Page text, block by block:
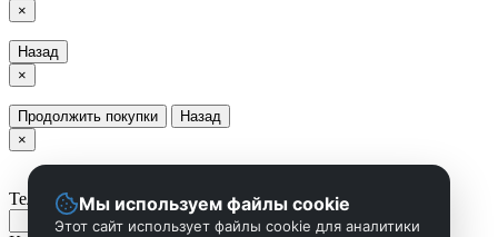
×
Назад
×
Продолжить покупки
Назад
×
Телефон Мы используем файлы cookie
Этот сайт использует файлы cookie для аналитики